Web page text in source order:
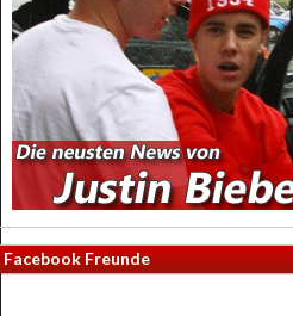
Facebook Freunde